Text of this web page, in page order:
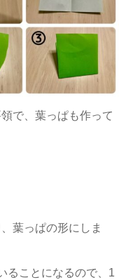
で、葉っぱも作って
葉っぱの形にしま
ることになるので、1